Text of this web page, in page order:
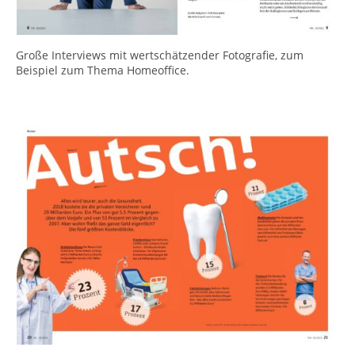
Große Interviews mit wertschätzender Fotografie, zum
Beispiel zum Thema Homeoffice.